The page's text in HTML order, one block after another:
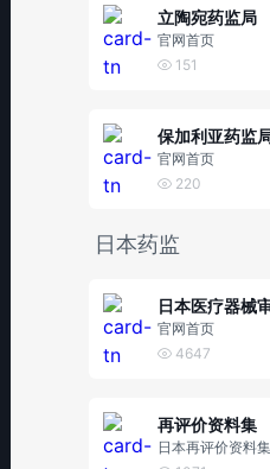
立陶宛药监局
官网首页
151
保加利亚药监
官网首页
220
日本药监
官网首页
4647
再评价资料集
日本再评价资料集